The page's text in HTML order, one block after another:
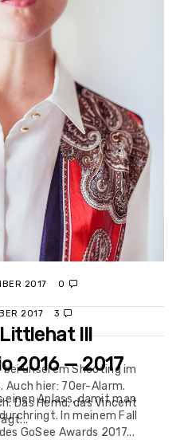
2017 0
III
unserem Shooting im
Auch hier: 70er-Alarm.
Das Hemd, das Vincent
2017 3
2016 — 2017
Anlass, damit man
In meinem Fall
GoSee Awards 2017...